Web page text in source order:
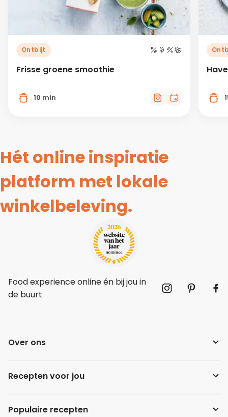
Ontbijt
Frisse groene smoothie
10 min
Hét online inspiratie
platform met lokale
winkelbeleving.
Food experience online én bij jou in
de buurt
Over ons
Recepten voor jou
Populaire recepten